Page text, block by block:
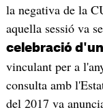
la negativa de la
aquella sessió va
celebració
vinculant per a
consulta amb
del 2017 va